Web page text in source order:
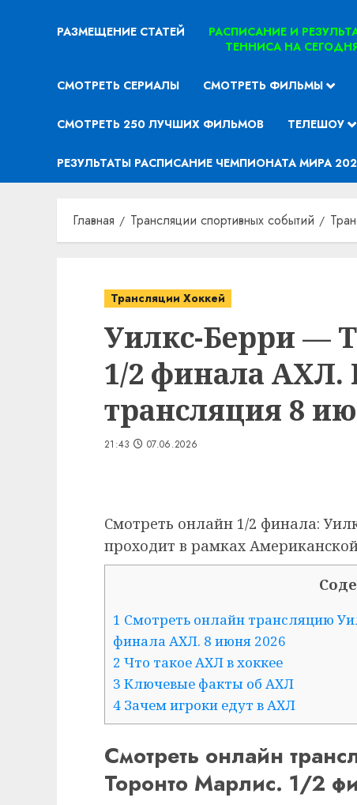
РАЗМЕЩЕНИЕ СТАТЕЙ
РАСПИСАНИЕ И
ТЕННИСА НА
СМОТРЕТЬ СЕРИАЛЫ СМОТРЕТЬ ФИЛЬМЫ
СМОТРЕТЬ 250 ЛУЧШИХ ФИЛЬМОВ ТЕЛЕШОУ
РЕЗУЛЬТАТЫ РАСПИСАНИЕ ЧЕМПИОНАТА МИРА
Главная Трансляции спортивных событий
Трансляции Хоккей
Уилкс-Берри —
1/2 финала АХЛ.
трансляция 8
21:43 07.06.2026
Смотреть онлайн 1/2 финала:
проходит в рамках
1 Смотреть онлайн трансляцию
финала АХЛ. 8 июня 2026
2 Что такое АХЛ в хоккее
3 Ключевые факты об АХЛ
4 Зачем игроки едут в АХЛ
Смотреть онлайн
Торонто Марлис. 1/2